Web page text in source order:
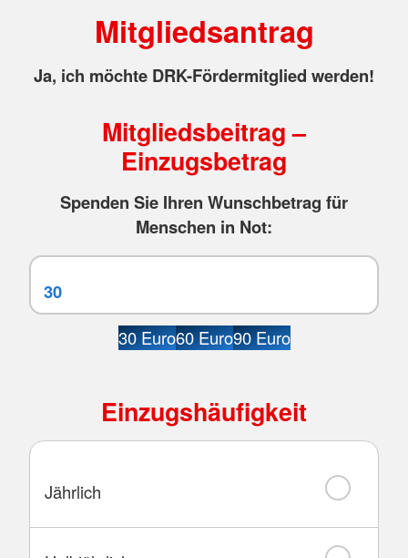
Mitgliedsantrag
Ja, ich möchte DRK-Fördermitglied werden!
Mitgliedsbeitrag –
Einzugsbetrag
Spenden Sie Ihren Wunschbetrag für
Menschen in Not:
30 Euro60 Euro90 Euro
Einzugshäufigkeit
Jährlich